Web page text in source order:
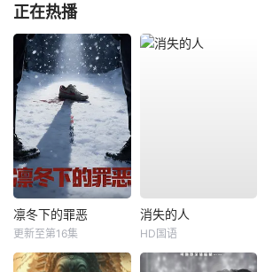
正在热播
凛冬下的罪恶
更新至第16集
消失的人
HD国语